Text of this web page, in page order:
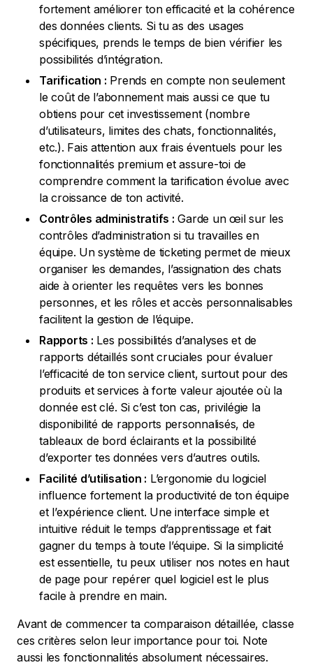
fortement améliorer ton efficacité et la cohérence
des données clients. Si tu as des usages
spécifiques, prends le temps de bien vérifier les
possibilités d’intégration.
Tarification : Prends en compte non seulement
le coût de l’abonnement mais aussi ce que tu
obtiens pour cet investissement (nombre
d’utilisateurs, limites des chats, fonctionnalités,
etc.). Fais attention aux frais éventuels pour les
fonctionnalités premium et assure-toi de
comprendre comment la tarification évolue avec
la croissance de ton activité.
Contrôles administratifs : Garde un œil sur les
contrôles d’administration si tu travailles en
équipe. Un système de ticketing permet de mieux
organiser les demandes, l’assignation des chats
aide à orienter les requêtes vers les bonnes
personnes, et les rôles et accès personnalisables
facilitent la gestion de l’équipe.
Rapports : Les possibilités d’analyses et de
rapports détaillés sont cruciales pour évaluer
l’efficacité de ton service client, surtout pour des
produits et services à forte valeur ajoutée où la
donnée est clé. Si c’est ton cas, privilégie la
disponibilité de rapports personnalisés, de
tableaux de bord éclairants et la possibilité
d’exporter tes données vers d’autres outils.
Facilité d’utilisation : L’ergonomie du logiciel
influence fortement la productivité de ton équipe
et l’expérience client. Une interface simple et
intuitive réduit le temps d’apprentissage et fait
gagner du temps à toute l’équipe. Si la simplicité
est essentielle, tu peux utiliser nos notes en haut
de page pour repérer quel logiciel est le plus
facile à prendre en main.
Avant de commencer ta comparaison détaillée, classe
ces critères selon leur importance pour toi. Note
aussi les fonctionnalités absolument nécessaires.